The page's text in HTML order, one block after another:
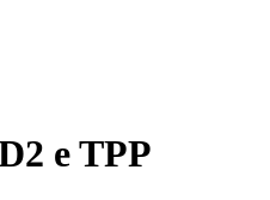
e TPP